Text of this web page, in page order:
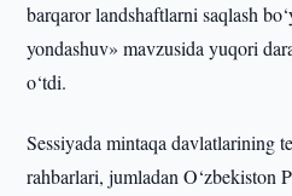
barqaror landshaftlarni saqlash
yondashuv» mavzusida yuqori
o‘tdi.
Sessiyada mintaqa davlatlarining
rahbarlari, jumladan O‘zbekiston